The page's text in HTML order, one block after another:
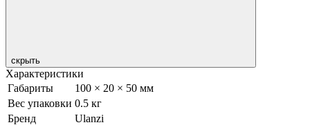
скрыть
Характеристики
Габариты
100 × 20 × 50 мм
Вес упаковки 0.5 кг
Бренд
Ulanzi